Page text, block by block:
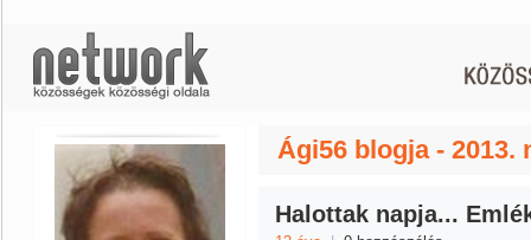
Ági56 blogja - 2013.
Halottak napja...